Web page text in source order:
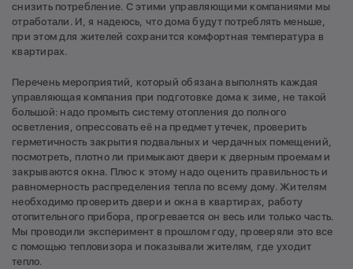
снизить потребление. С этими управляющими компаниями мы
отработали. И, я надеюсь, что дома будут потреблять меньше,
при этом для жителей сохранится комфортная температура в
квартирах.
Перечень мероприятий, который обязана выполнять каждая
управляющая компания при подготовке дома к зиме, не такой
большой: надо промыть систему отопления до полного
осветления, опрессовать её на предмет утечек, проверить
герметичность закрытия подвальных и чердачных помещений,
посмотреть, плотно ли примыкают двери к дверным проемам и
закрываются окна. Плюс к этому надо оценить правильность и
равномерность распределения тепла по всему дому. Жителям
необходимо проверить двери и окна в квартирах, работу
отопительного прибора, прогревается он весь или только часть.
Мы проводили эксперимент в прошлом году, проверяли это все
с помощью тепловизора и показывали жителям, где уходит
тепло.